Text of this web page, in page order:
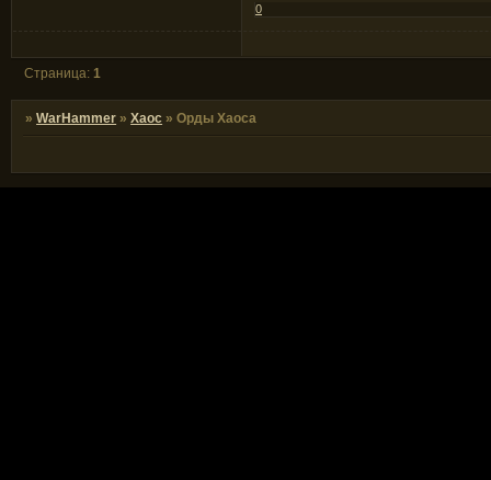
0
Страница: 1
»WarHammer »Хаос »Орды Хаоса